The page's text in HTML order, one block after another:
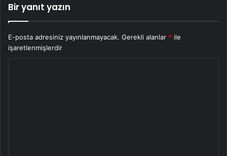
Bir yanıt yazın
E-posta adresiniz yayınlanmayacak. Gerekli alanlar * ile
işaretlenmişlerdir